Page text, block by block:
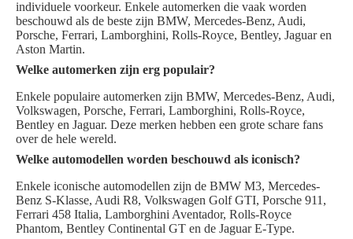
individuele voorkeur. Enkele automerken die vaak worden
beschouwd als de beste zijn BMW, Mercedes-Benz, Audi,
Porsche, Ferrari, Lamborghini, Rolls-Royce, Bentley, Jaguar en
Aston Martin.
Welke automerken zijn erg populair?
Enkele populaire automerken zijn BMW, Mercedes-Benz, Audi,
Volkswagen, Porsche, Ferrari, Lamborghini, Rolls-Royce,
Bentley en Jaguar. Deze merken hebben een grote schare fans
over de hele wereld.
Welke automodellen worden beschouwd als iconisch?
Enkele iconische automodellen zijn de BMW M3, Mercedes-
Benz S-Klasse, Audi R8, Volkswagen Golf GTI, Porsche 911,
Ferrari 458 Italia, Lamborghini Aventador, Rolls-Royce
Phantom, Bentley Continental GT en de Jaguar E-Type.